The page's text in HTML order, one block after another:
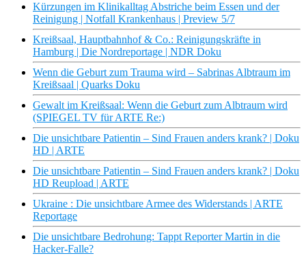
Kürzungen im Klinikalltag Abstriche beim Essen und der
Reinigung | Notfall Krankenhaus | Preview 5/7
Kreißsaal, Hauptbahnhof & Co.: Reinigungskräfte in
Hamburg | Die Nordreportage | NDR Doku
Wenn die Geburt zum Trauma wird – Sabrinas Albtraum im
Kreißsaal | Quarks Doku
Gewalt im Kreißsaal: Wenn die Geburt zum Albtraum wird
(SPIEGEL TV für ARTE Re:)
Die unsichtbare Patientin – Sind Frauen anders krank? | Doku
HD | ARTE
Die unsichtbare Patientin – Sind Frauen anders krank? | Doku
HD Reupload | ARTE
Ukraine : Die unsichtbare Armee des Widerstands | ARTE
Reportage
Die unsichtbare Bedrohung: Tappt Reporter Martin in die
Hacker-Falle?